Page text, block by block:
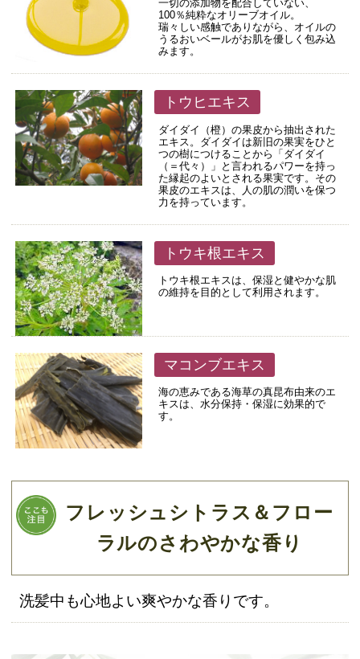
一切の添加物を配合していない、
100％純粋なオリーブオイル。
瑞々しい感触でありながら、オイルの
うるおいベールがお肌を優しく包み込
みます。
トウヒエキス
ダイダイ（橙）の果皮から抽出された
エキス。ダイダイは新旧の果実をひと
つの樹につけることから「ダイダイ
（＝代々）」と言われるパワーを持っ
た縁起のよいとされる果実です。その
果皮のエキスは、人の肌の潤いを保つ
力を持っています。
トウキ根エキス
トウキ根エキスは、保湿と健やかな肌
の維持を目的として利用されます。
マコンブエキス
海の恵みである海草の真昆布由来のエ
キスは、水分保持・保湿に効果的で
す。
フレッシュシトラス＆フロー
ラルのさわやかな香り
洗髪中も心地よい爽やかな香りです。